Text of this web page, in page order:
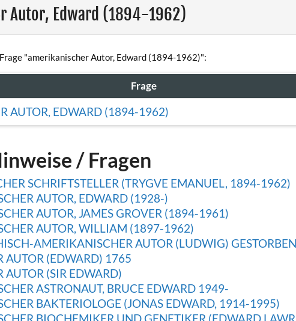
Autor, Edward (1894-1962)
"amerikanischer Autor, Edward (1894-1962)":
Frage
AUTOR, EDWARD (1894-1962)
/ Fragen
SCHRIFTSTELLER (TRYGVE EMANUEL, 1894-1962)
AUTOR, EDWARD (1928-)
AUTOR, JAMES GROVER (1894-1961)
AUTOR, WILLIAM (1897-1962)
AMERIKANISCHER AUTOR (LUDWIG)
AUTOR (EDWARD) 1765
AUTOR (SIR EDWARD)
ASTRONAUT, BRUCE EDWARD 1949-
BAKTERIOLOGE (JONAS EDWARD, 1914-1995)